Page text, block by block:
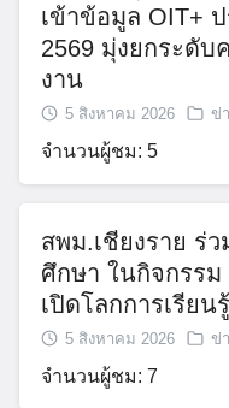
เข้าข้อมูล OIT+
2569 มุ่งยกระดับ
งาน
5 สิงหาคม 2026 ข่
จำนวนผู้ชม: 5
สพม.เชียงราย ร่
ศึกษา ในกิจกรรม
เปิดโลกการเรีย
5 สิงหาคม 2026 ข่
จำนวนผู้ชม: 7